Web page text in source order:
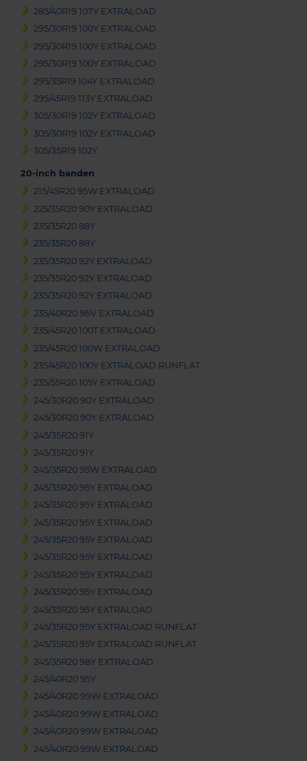
285/40R19 107Y EXTRALOAD
295/30R19 100Y EXTRALOAD
295/30R19 100Y EXTRALOAD
295/30R19 100Y EXTRALOAD
295/35R19 104Y EXTRALOAD
295/45R19 113Y EXTRALOAD
305/30R19 102Y EXTRALOAD
305/30R19 102Y EXTRALOAD
305/35R19 102Y
20-inch banden
215/45R20 95W EXTRALOAD
225/35R20 90Y EXTRALOAD
235/35R20 88Y
235/35R20 88Y
235/35R20 92Y EXTRALOAD
235/35R20 92Y EXTRALOAD
235/35R20 92Y EXTRALOAD
235/40R20 96V EXTRALOAD
235/45R20 100T EXTRALOAD
235/45R20 100W EXTRALOAD
235/45R20 100Y EXTRALOAD RUNFLAT
235/55R20 105Y EXTRALOAD
245/30R20 90Y EXTRALOAD
245/30R20 90Y EXTRALOAD
245/35R20 91Y
245/35R20 91Y
245/35R20 95W EXTRALOAD
245/35R20 95Y EXTRALOAD
245/35R20 95Y EXTRALOAD
245/35R20 95Y EXTRALOAD
245/35R20 95Y EXTRALOAD
245/35R20 95Y EXTRALOAD
245/35R20 95Y EXTRALOAD
245/35R20 95Y EXTRALOAD
245/35R20 95Y EXTRALOAD
245/35R20 95Y EXTRALOAD RUNFLAT
245/35R20 95Y EXTRALOAD RUNFLAT
245/35R20 98Y EXTRALOAD
245/40R20 95Y
245/40R20 99W EXTRALOAD
245/40R20 99W EXTRALOAD
245/40R20 99W EXTRALOAD
245/40R20 99W EXTRALOAD